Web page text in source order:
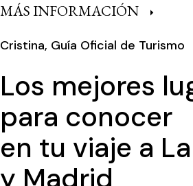
MÁS INFORMACIÓN
Cristina, Guía Oficial de Turismo
Los mejores
para conocer
en tu viaje a
y Madrid